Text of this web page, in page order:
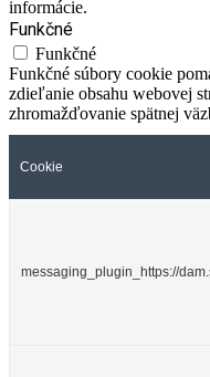
informácie.
Funkčné
Funkčné
Funkčné súbory cookie
zdieľanie obsahu webovej
zhromažďovanie spätnej
Cookie
messaging_plugin_https://